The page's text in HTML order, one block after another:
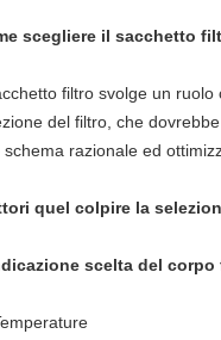
scegliere il sacchetto
filtro svolge un
del filtro, che
schema razionale ed
quel colpire la
scelta del corpo